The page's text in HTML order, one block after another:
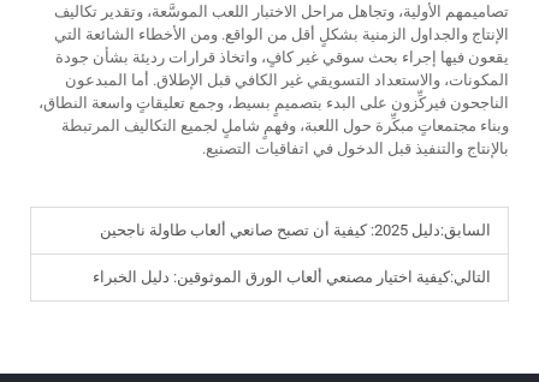
تصاميمهم الأولية، وتجاهل مراحل الاختبار اللعب الموسَّعة، وتقدير تكاليف
الإنتاج والجداول الزمنية بشكلٍ أقل من الواقع. ومن الأخطاء الشائعة التي
يقعون فيها إجراء بحث سوقي غير كافٍ، واتخاذ قرارات رديئة بشأن جودة
المكونات، والاستعداد التسويقي غير الكافي قبل الإطلاق. أما المبدعون
الناجحون فيركِّزون على البدء بتصميمٍ بسيط، وجمع تعليقاتٍ واسعة النطاق،
وبناء مجتمعاتٍ مبكِّرة حول اللعبة، وفهمٍ شاملٍ لجميع التكاليف المرتبطة
بالإنتاج والتنفيذ قبل الدخول في اتفاقيات التصنيع.
السابق:دليل 2025: كيفية أن تصبح صانعي ألعاب طاولة ناجحين
التالي:كيفية اختيار مصنعي ألعاب الورق الموثوقين: دليل الخبراء